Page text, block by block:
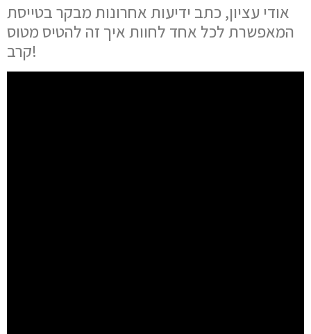
אודי עציון, כתב ידיעות אחרונות מבקר בטייסת
המאפשרת לכל אחד לחוות איך זה להטיס מטוס
קרב!